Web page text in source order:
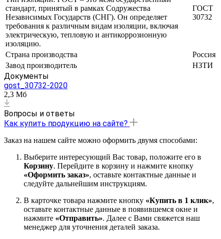
стандарт, принятый в рамках Содружества
Независимых Государств (СНГ). Он определяет
требования к различным видам изоляции, включая
электрическую, тепловую и антикоррозионную
изоляцию.
ГОСТ
30732
Страна производства
Россия
Завод производитель
НЗТИ
Документы
gost_30732-2020
2,3 Мб
Вопросы и ответы
Как купить продукцию на сайте?
Заказ на нашем сайте можно оформить двумя способами:
Выберите интересующий Вас товар, положите его в
Корзину. Перейдите в корзину и нажмите кнопку
«Оформить заказ», оставьте контактные данные и
следуйте дальнейшим инструкциям.
В карточке товара нажмите кнопку «Купить в 1 клик»,
оставьте контактные данные в появившемся окне и
нажмите «Отправить». Далее с Вами свяжется наш
менеджер для уточнения деталей заказа.